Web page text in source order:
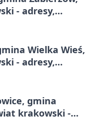
- adresy,
Wielka Wieś,
- adresy,
gmina
krakowski -